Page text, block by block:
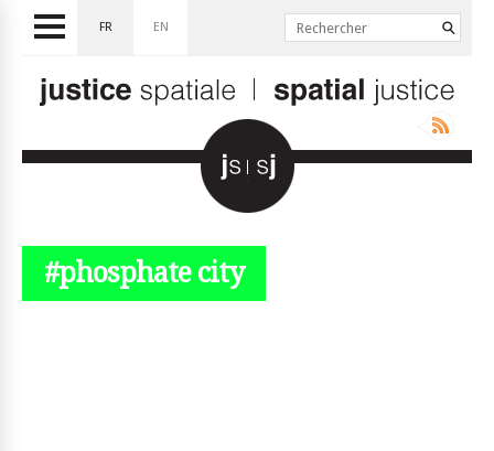
FR EN
#phosphate city